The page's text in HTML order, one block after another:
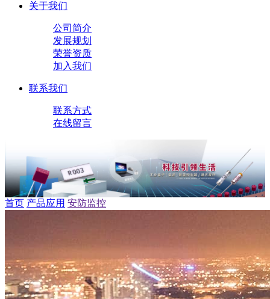
关于我们
公司简介
发展规划
荣誉资质
加入我们
联系我们
联系方式
在线留言
首页 产品应用 安防监控